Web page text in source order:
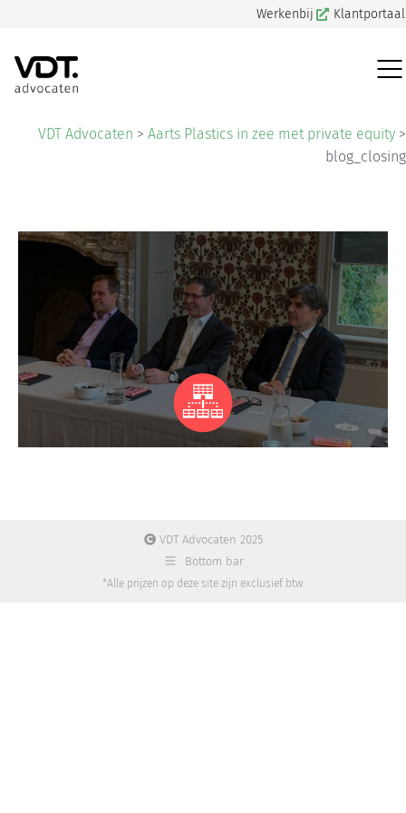
Werkenbij Klantportaal
VDT Advocaten > Aarts Plastics in zee met private equity >
blog_closing
VDT Advocaten 2025
Bottom bar
*Alle prijzen op deze site zijn exclusief btw.